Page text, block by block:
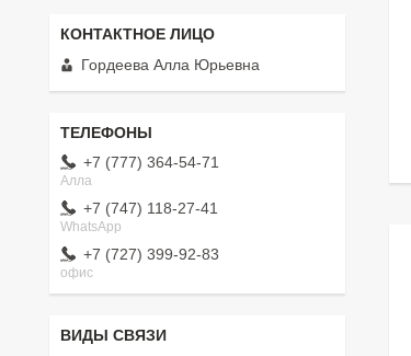
Гордеева Алла Юрьевна
+7 (777) 364-54-71
Алла
+7 (747) 118-27-41
WhatsApp
+7 (727) 399-92-83
офис